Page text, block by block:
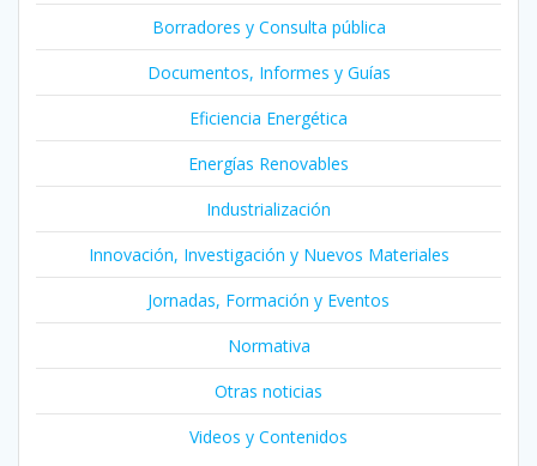
Borradores y Consulta pública
Documentos, Informes y Guías
Eficiencia Energética
Energías Renovables
Industrialización
Innovación, Investigación y Nuevos Materiales
Jornadas, Formación y Eventos
Normativa
Otras noticias
Videos y Contenidos